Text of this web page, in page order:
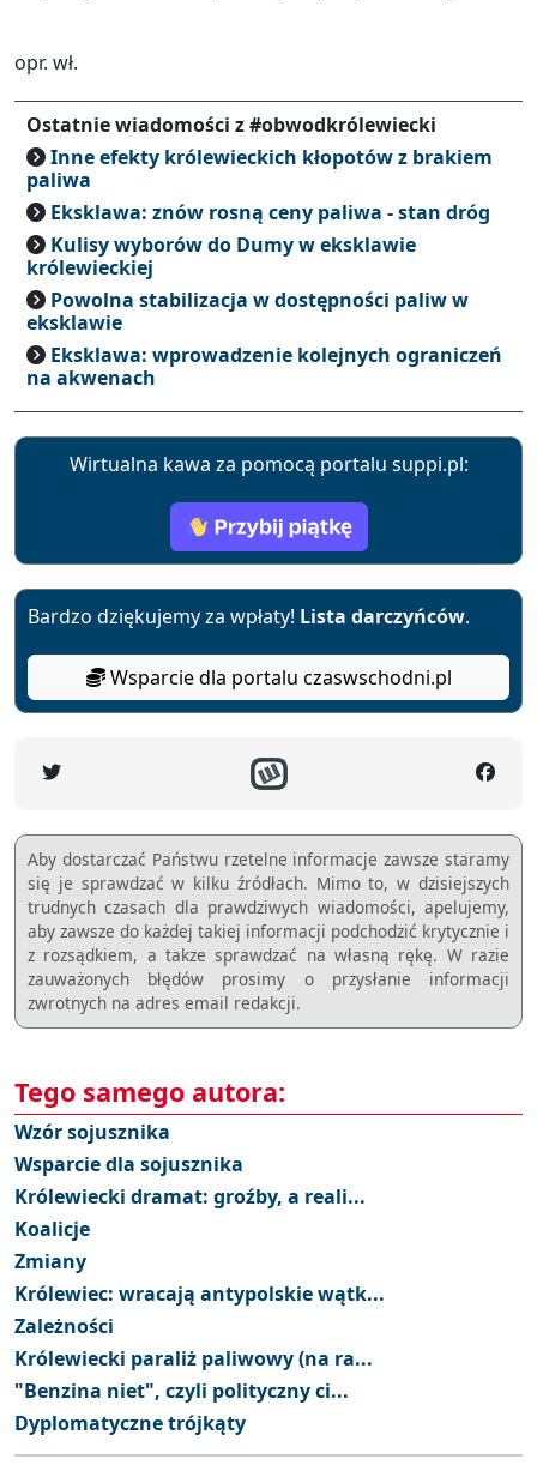
opr. wł.
Ostatnie wiadomości z #obwodkrólewiecki
Inne efekty królewieckich kłopotów z brakiem
paliwa
Eksklawa: znów rosną ceny paliwa - stan dróg
Kulisy wyborów do Dumy w eksklawie
królewieckiej
Powolna stabilizacja w dostępności paliw w
eksklawie
Eksklawa: wprowadzenie kolejnych ograniczeń
na akwenach
Wirtualna kawa za pomocą portalu suppi.pl:
Bardzo dziękujemy za wpłaty! Lista darczyńców.
Wsparcie dla portalu czaswschodni.pl
Aby dostarczać Państwu rzetelne informacje zawsze staramy
się je sprawdzać w kilku źródłach. Mimo to, w dzisiejszych
trudnych czasach dla prawdziwych wiadomości, apelujemy,
aby zawsze do każdej takiej informacji podchodzić krytycznie i
z rozsądkiem, a takze sprawdzać na własną rękę. W razie
zauważonych błędów prosimy o przysłanie informacji
zwrotnych na adres email redakcji.
Tego samego autora:
Wzór sojusznika
Wsparcie dla sojusznika
Królewiecki dramat: groźby, a reali...
Koalicje
Zmiany
Królewiec: wracają antypolskie wątk...
Zależności
Królewiecki paraliż paliwowy (na ra...
"Benzina niet", czyli polityczny ci...
Dyplomatyczne trójkąty